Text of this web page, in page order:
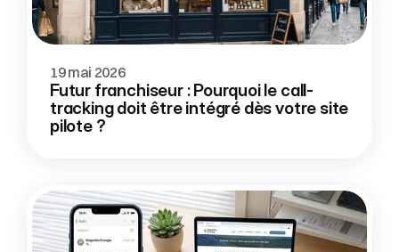
19 mai 2026
Futur franchiseur : Pourquoi le call-
tracking doit être intégré dès votre site
pilote ?